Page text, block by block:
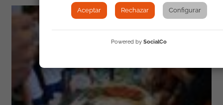
Aceptar Rechazar Configurar
Powered by SocialCo